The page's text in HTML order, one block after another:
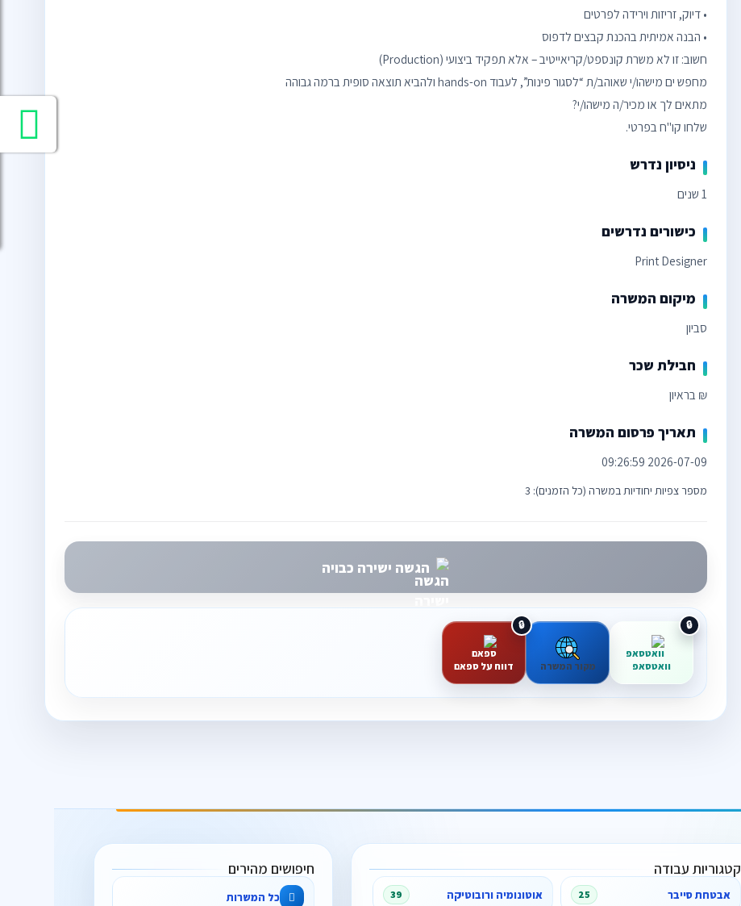
• דיוק, זריזות וירידה לפרטים
• הבנה אמיתית בהכנת קבצים לדפוס
חשוב: זו לא משרת קונספט/קריאייטיב – אלא תפקיד ביצועי (Production)
מחפש ים מישהו/י שאוהב/ת “לסגור פינות”, לעבוד hands-on ולהביא תוצאה סופית ברמה גבוהה
מתאים לך או מכיר/ה מישהו/י?
שלחו קו"ח בפרטי.
ניסיון נדרש
1 שנים
כישורים נדרשים
Print Designer
מיקום המשרה
סביון
חבילת שכר
₪ בראיון
תאריך פרסום המשרה
2026-07-09 09:26:59
מספר צפיות יחודיות במשרה (כל הזמנים): 3
הגשה ישירה כבויה
וואטסאפ מקור המשרה דווח על ספאם
קטגוריות עבודה
אבטחת סייבר 25 אוטונומיה ורובוטיקה 39
חיפושים מהירים
כל המשרות